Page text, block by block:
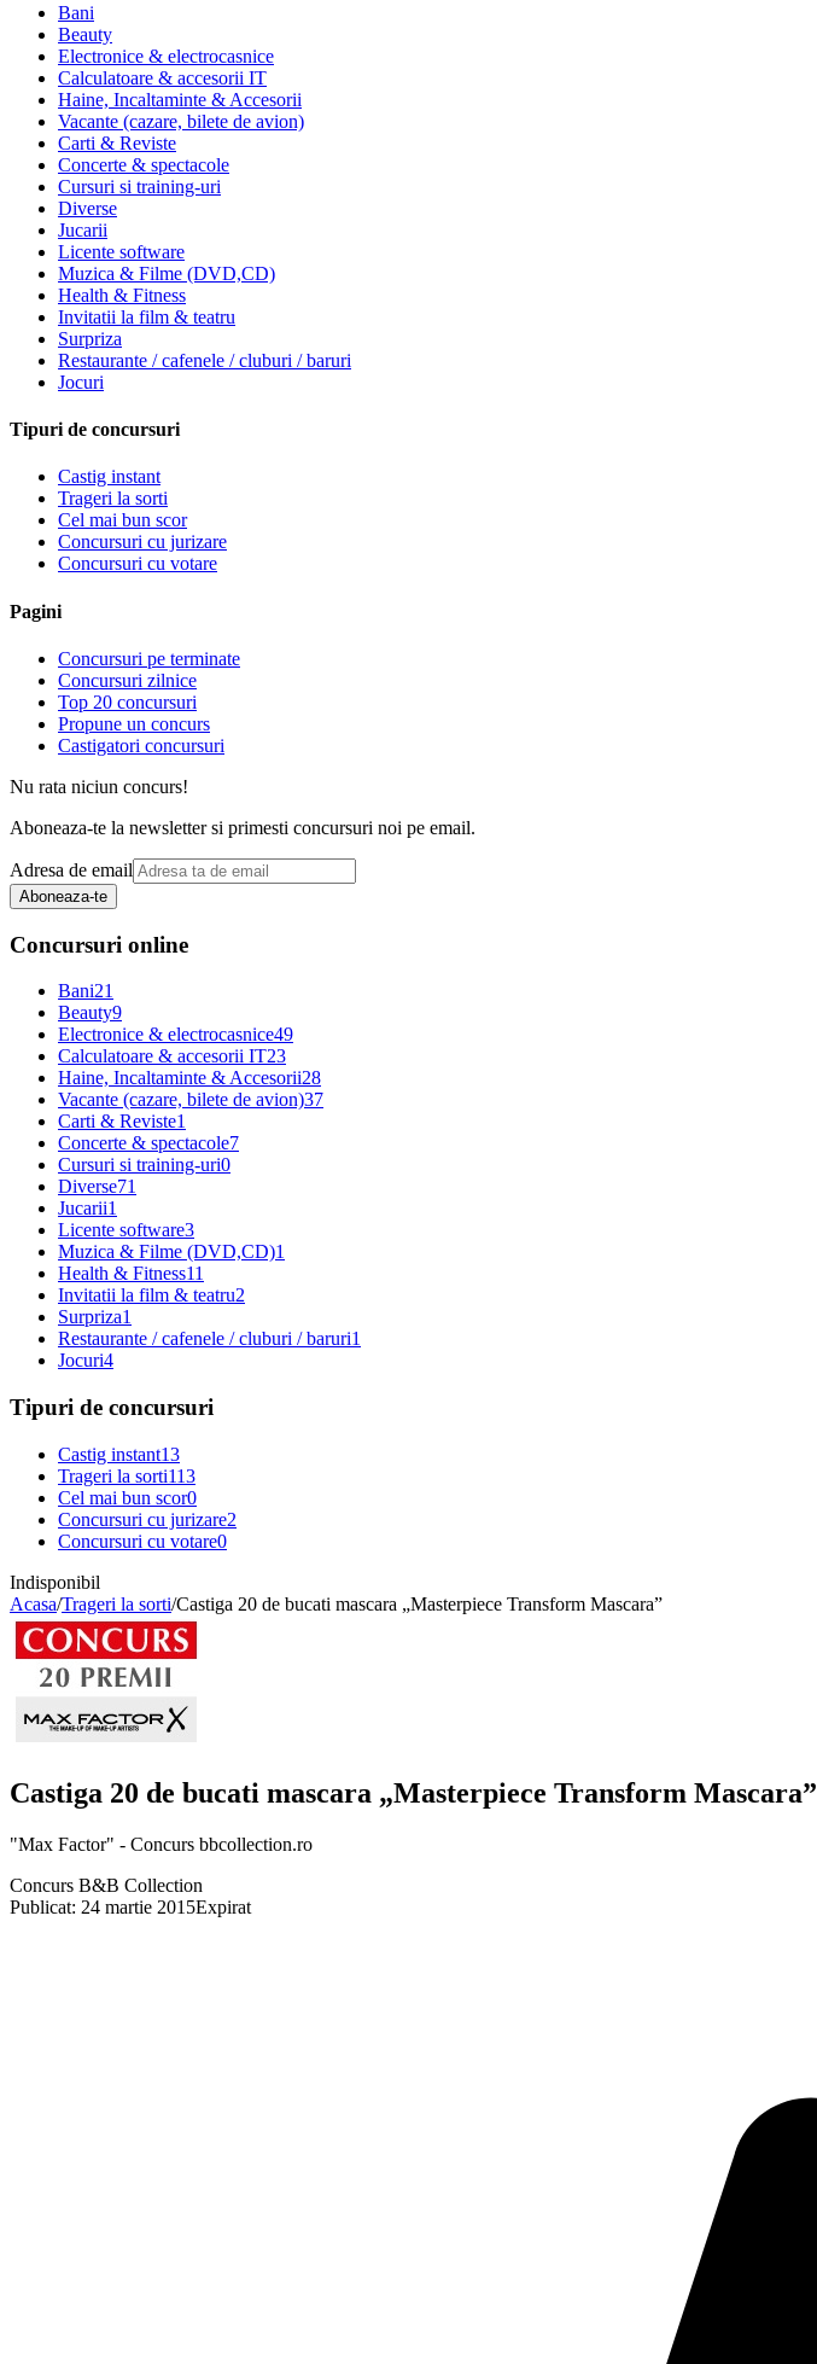
Bani
Beauty
Electronice & electrocasnice
Calculatoare & accesorii IT
Haine, Incaltaminte & Accesorii
Vacante (cazare, bilete de avion)
Carti & Reviste
Concerte & spectacole
Cursuri si training-uri
Diverse
Jucarii
Licente software
Muzica & Filme (DVD,CD)
Health & Fitness
Invitatii la film & teatru
Surpriza
Restaurante / cafenele / cluburi / baruri
Jocuri
Tipuri de concursuri
Castig instant
Trageri la sorti
Cel mai bun scor
Concursuri cu jurizare
Concursuri cu votare
Pagini
Concursuri pe terminate
Concursuri zilnice
Top 20 concursuri
Propune un concurs
Castigatori concursuri
Nu rata niciun concurs!
Aboneaza-te la newsletter si primesti concursuri noi pe email.
Adresa de email
Aboneaza-te
Concursuri online
Bani21
Beauty9
Electronice & electrocasnice49
Calculatoare & accesorii IT23
Haine, Incaltaminte & Accesorii28
Vacante (cazare, bilete de avion)37
Carti & Reviste1
Concerte & spectacole7
Cursuri si training-uri0
Diverse71
Jucarii1
Licente software3
Muzica & Filme (DVD,CD)1
Health & Fitness11
Invitatii la film & teatru2
Surpriza1
Restaurante / cafenele / cluburi / baruri1
Jocuri4
Tipuri de concursuri
Castig instant13
Trageri la sorti113
Cel mai bun scor0
Concursuri cu jurizare2
Concursuri cu votare0
Indisponibil
Acasa/Trageri la sorti/Castiga 20 de bucati mascara „Masterpiece Transform Mascara”
Castiga 20 de bucati mascara „Masterpiece Transform Mascara”
"Max Factor" - Concurs bbcollection.ro
Concurs B&B Collection
Publicat: 24 martie 2015Expirat